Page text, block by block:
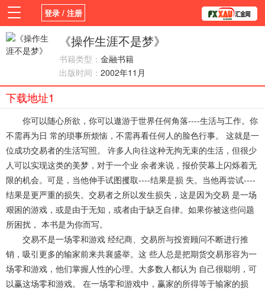
登录 / 注册
首页 新闻 观点
指标EA 书籍
《操作生涯不是梦》
书籍类型： 金融书籍
出版时间： 2002年11月
下载地址1
你可以随心所欲，你可以遨游于世界任何角落----生活与工作。你
不需再为日 常的琐事所烦恼，不需再看任何人的脸色行事。 这就是一
位成功交易者的生活写照。 许多人向往这种无拘无束的生活，但很少
人可以实现这类的美梦，对于一个业 余者来说，报价荧幕上闪烁着无
限的机会。可是，当他伸手试图攫取----结果是损 失。当他再尝试----
结果是更严重的损失。交易者之所以发生损失，这是因为交易 是一场
艰困的游戏，或是由于无知，或者由于缺乏自律。如果你被这些问题
所困扰， 本书是为你而写。
交易不是一场零和游戏 经纪商、交易所与投资顾问不断进行推
销，吸引更多的输家前来共襄盛举。这 些人总是把期货交易形容为一
场零和游戏，他们掌握人性的心理。大多数人都认为 自己很聪明，可
以赢这场零和游戏。 在一场零和游戏中，赢家的所得等于输家的损